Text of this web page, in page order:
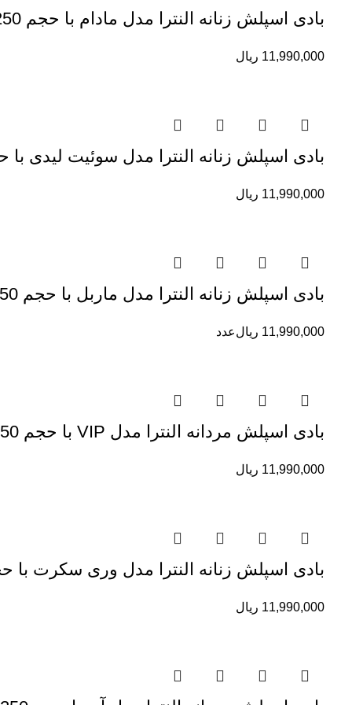
بادی اسپلش زنانه النترا مدل مادام با حجم 250 میلی لیتر
11,990,000 ریال
بادی اسپلش زنانه النترا مدل سوئیت لیدی با حجم 250
11,990,000 ریال
بادی اسپلش زنانه النترا مدل ماربل با حجم 250 میلی لیتر
11,990,000 ریالعدد
بادی اسپلش مردانه النترا مدل VIP با حجم 250 میلی لیتر
11,990,000 ریال
بادی اسپلش زنانه النترا مدل وری سکرت با حجم 250 میلی
11,990,000 ریال